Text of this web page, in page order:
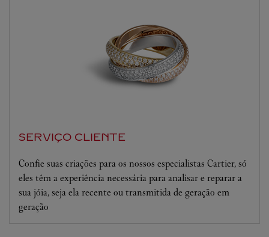
SERVIÇO CLIENTE
Confie suas criações para os nossos especialistas Cartier, só
eles têm a experiência necessária para analisar e reparar a
sua jóia, seja ela recente ou transmitida de geração em
geração